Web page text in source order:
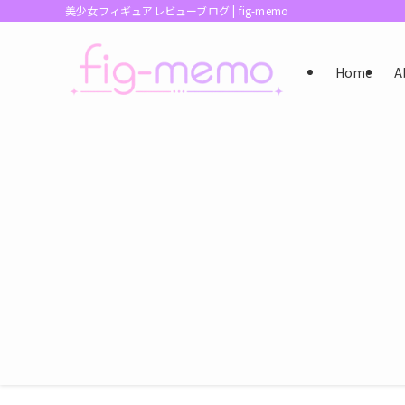
美少女フィギュアレビューブログ | fig-memo
Home